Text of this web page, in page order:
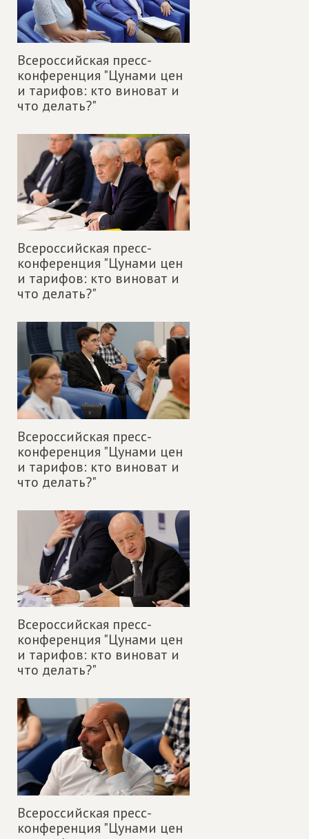
Всероссийская пресс-
конференция "Цунами цен
и тарифов: кто виноват и
что делать?"
Всероссийская пресс-
конференция "Цунами цен
и тарифов: кто виноват и
что делать?"
Всероссийская пресс-
конференция "Цунами цен
и тарифов: кто виноват и
что делать?"
Всероссийская пресс-
конференция "Цунами цен
и тарифов: кто виноват и
что делать?"
Всероссийская пресс-
конференция "Цунами цен